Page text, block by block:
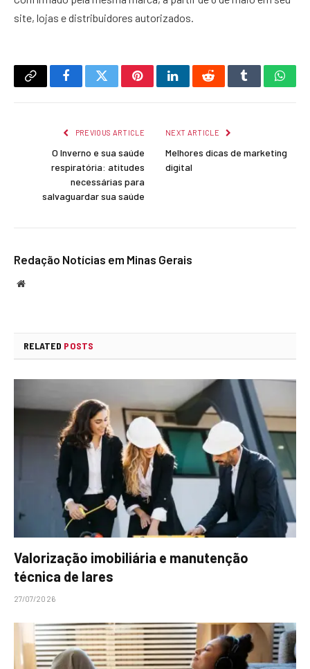
site, lojas e distribuidores autorizados.
Copy
FacebookTwitterPinterestLinkedInRedditTumblr
PREVIOUS ARTICLE
O Inverno e sua saúde
respiratória: atitudes
necessárias para
salvaguardar sua saúde
NEXT ARTICLE
Melhores dicas de marketing
digital
Redação Notícias em Minas Gerais
Website
RELATED POSTS
Valorização imobiliária e manutenção
técnica de lares
27/07/2026